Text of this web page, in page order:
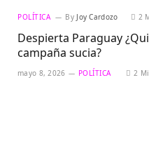
POLÍTICA By Joy Cardozo 2
Despierta Paraguay
campaña sucia?
mayo 8, 2026 POLÍTICA 2